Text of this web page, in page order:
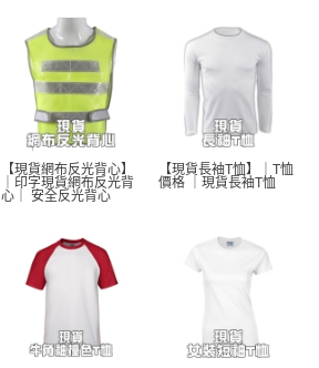
【現貨網布反光背心】
｜印字現貨網布反光背
心｜ 安全反光背心
【現貨長袖T恤】｜T恤
價格 ｜現貨長袖T恤